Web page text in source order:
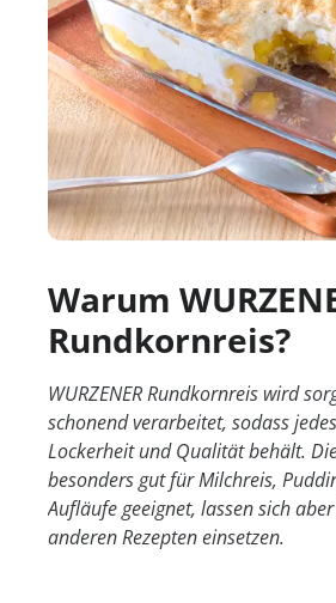
Warum
Rundkornreis?
WURZENER Rundkornreis wird
schonend verarbeitet, sodass
Lockerheit und Qualität behält.
besonders gut für Milchreis,
Aufläufe geeignet, lassen sich
anderen Rezepten einsetzen.